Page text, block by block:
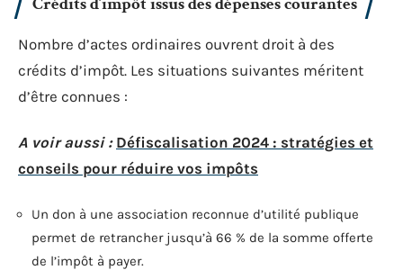
Nombre d’actes ordinaires ouvrent droit à des
crédits d’impôt. Les situations suivantes méritent
d’être connues :
A voir aussi : Défiscalisation 2024 : stratégies et
conseils pour réduire vos impôts
Un don à une association reconnue d’utilité publique
permet de retrancher jusqu’à 66 % de la somme offerte
de l’impôt à payer.